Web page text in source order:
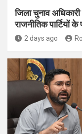
जिला चुनाव
राजनीतिक पार्टियों
2 days ago